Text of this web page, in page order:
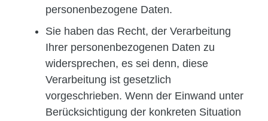
personenbezogene Daten.
Sie haben das Recht, der Verarbeitung
Ihrer personenbezogenen Daten zu
widersprechen, es sei denn, diese
Verarbeitung ist gesetzlich
vorgeschrieben. Wenn der Einwand unter
Berücksichtigung der konkreten Situation